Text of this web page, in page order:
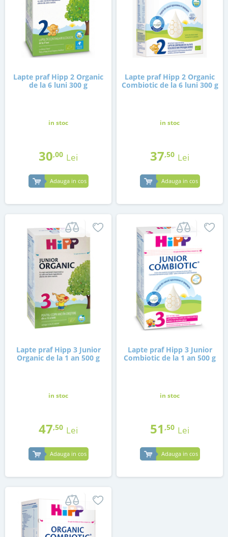
Lapte praf Hipp 2 Organic
de la 6 luni 300 g
in stoc
30,00 Lei
Adauga in cos
Lapte praf Hipp 2 Organic
Combiotic de la 6 luni 300 g
in stoc
37,50 Lei
Adauga in cos
Lapte praf Hipp 3 Junior
Organic de la 1 an 500 g
in stoc
47,50 Lei
Adauga in cos
Lapte praf Hipp 3 Junior
Combiotic de la 1 an 500 g
in stoc
51 ,50 Lei
Adauga in cos